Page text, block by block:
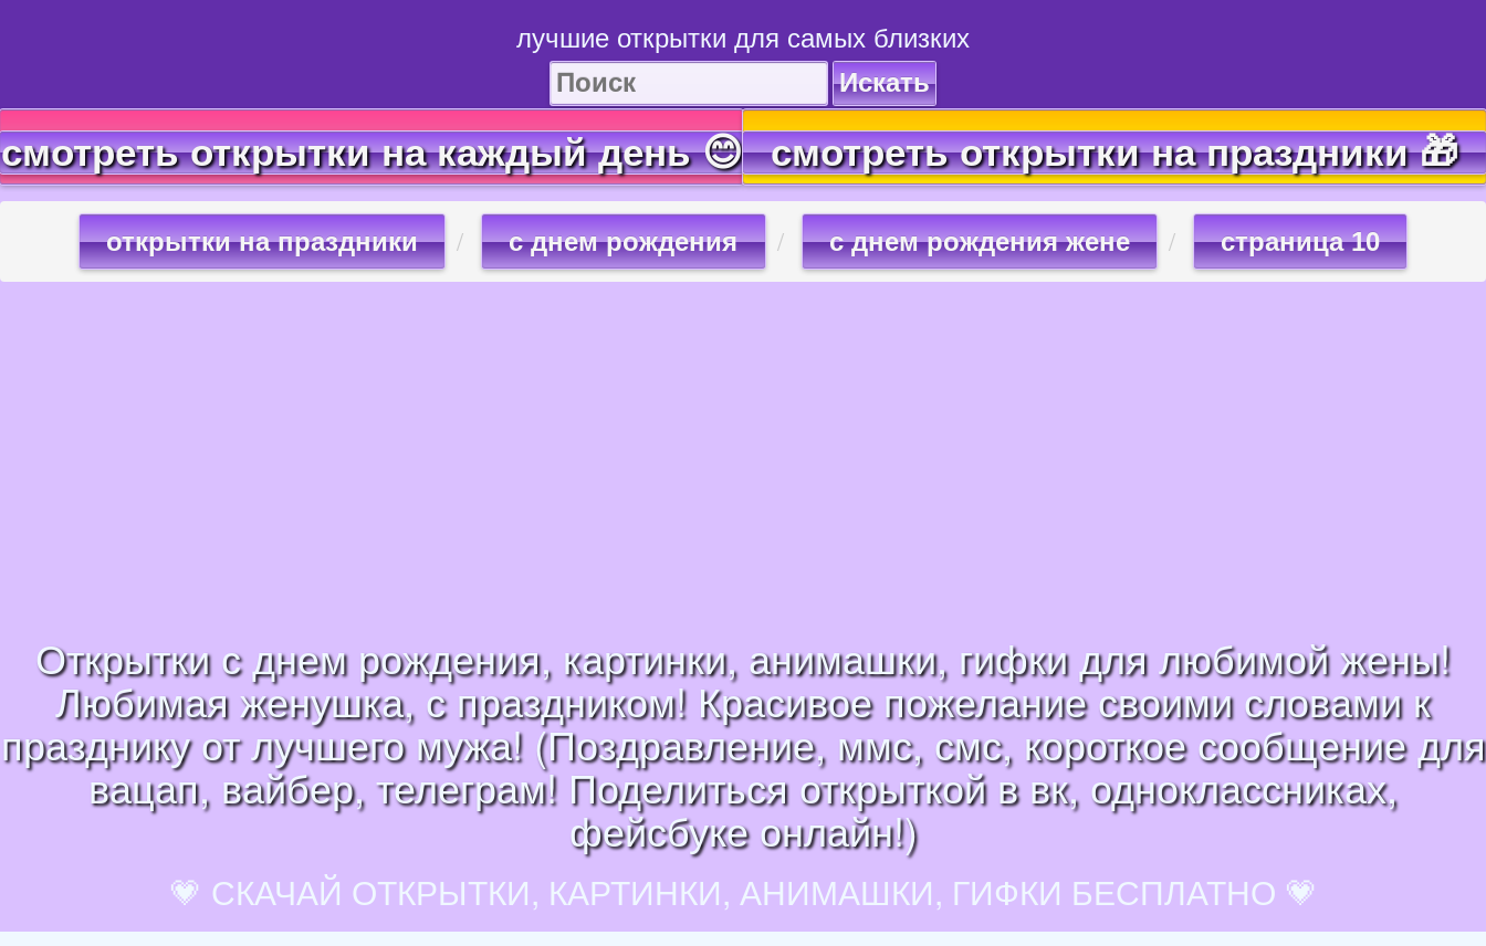
лучшие открытки для самых близких
Искать
смотреть открытки на каждый день 😊 смотреть открытки на праздники 🎁
открытки на праздники с днем рождения с днем рождения жене страница 10
Открытки с днем рождения, картинки, анимашки, гифки для любимой жены!
Любимая женушка, с праздником! Красивое пожелание своими словами к
празднику от лучшего мужа! (Поздравление, ммс, смс, короткое сообщение для
вацап, вайбер, телеграм! Поделиться открыткой в вк, одноклассниках,
фейсбуке онлайн!)
💗 СКАЧАЙ ОТКРЫТКИ, КАРТИНКИ, АНИМАШКИ, ГИФКИ БЕСПЛАТНО 💗